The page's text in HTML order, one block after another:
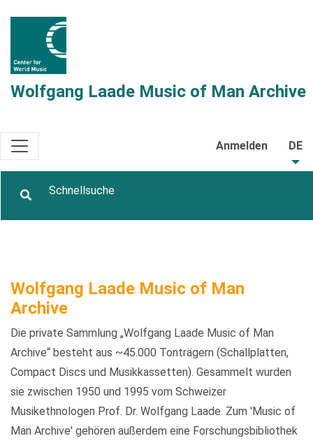
Wolfgang Laade Music of Man Archive
Anmelden DE
Wolfgang Laade Music of Man
Archive
Die private Sammlung „Wolfgang Laade Music of Man
Archive“ besteht aus ~45.000 Tonträgern (Schallplatten,
Compact Discs und Musikkassetten). Gesammelt wurden
sie zwischen 1950 und 1995 vom Schweizer
Musikethnologen Prof. Dr. Wolfgang Laade. Zum 'Music of
Man Archive' gehören außerdem eine Forschungsbibliothek